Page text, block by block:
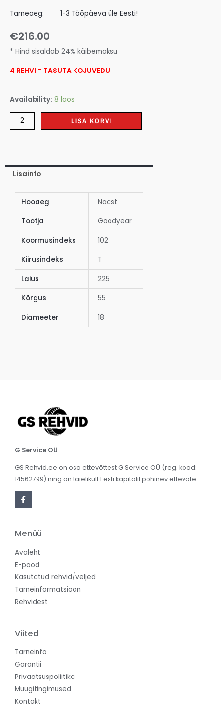
Tarneaeg: 1-3 Tööpäeva üle Eesti!
€216.00
* Hind sisaldab 24% käibemaksu
4 REHVI = TASUTA KOJUVEDU
Availability: 8 laos
LISA KORVI
Lisainfo
Hooaeg Naast
Tootja Goodyear
Koormusindeks 102
Kiirusindeks T
Laius 225
Kõrgus 55
Diameeter 18
G Service OÜ
GS Rehvid.ee on osa ettevõttest G Service OÜ (reg. kood:
14562799) ning on täielikult Eesti kapitalil põhinev ettevõte.
Menüü
Avaleht
E-pood
Kasutatud rehvid/veljed
Tarneinformatsioon
Rehvidest
Viited
Tarneinfo
Garantii
Privaatsuspoliitika
Müügitingimused
Kontakt